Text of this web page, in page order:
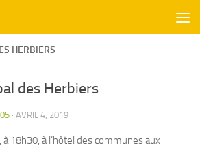
HERBIERS
des Herbiers
· AVRIL 4, 2019
18h30, à l’hôtel des communes aux